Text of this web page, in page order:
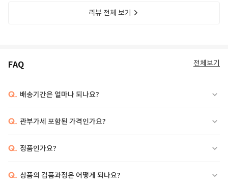
리뷰 전체 보기
FAQ 전체보기
Q. 배송기간은 얼마나 되나요?
Q. 관부가세 포함된 가격인가요?
Q. 정품인가요?
Q. 상품의 검품과정은 어떻게 되나요?